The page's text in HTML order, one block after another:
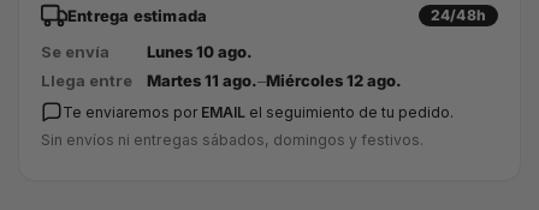
Entrega estimada 24/48h
Se envía
Lunes 10 ago.
Llega entre
Martes 11 ago.–Miércoles 12 ago.
Te enviaremos por EMAIL el seguimiento de tu pedido.
Sin envíos ni entregas sábados, domingos y festivos.